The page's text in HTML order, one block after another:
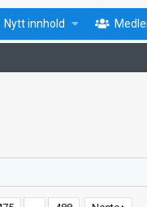
Nytt innhold